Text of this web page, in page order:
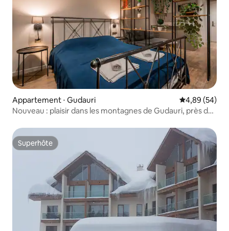
Appartement ⋅ Gudauri Évaluation
4,89 (54)
Nouveau : plaisir dans les montagnes de Gudauri, près de
Superhôte
Superhôte